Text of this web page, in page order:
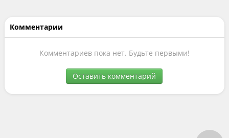
Комментарии
Комментариев пока нет. Будьте первыми!
Оставить комментарий